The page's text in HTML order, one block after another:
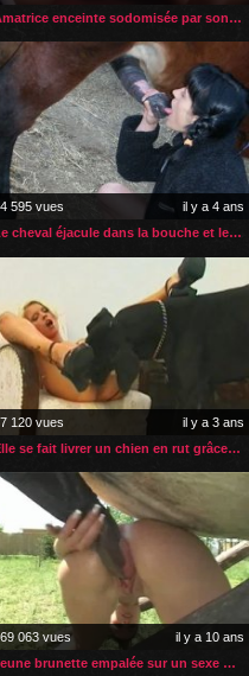
Amatrice enceinte sodomisée par son chien
595 vues
il y a 4 ans
Le cheval éjacule dans la bouche et le cul de la nana
120 vues
il y a 3 ans
Elle se fait livrer un chien en rut grâce à zoophilie à domicile
063 vues
il y a 10 ans
Jeune brunette empalée sur un sexe de cheval XXL